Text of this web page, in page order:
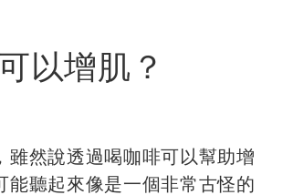
以增肌？
雖然說透過喝咖啡可以幫助增
能聽起來像是一個非常古怪的